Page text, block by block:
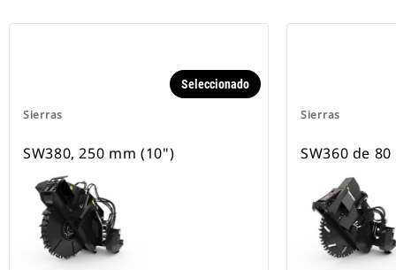
Sierras
Seleccionado
SW380, 250 mm (10")
Sierras
SW360 de